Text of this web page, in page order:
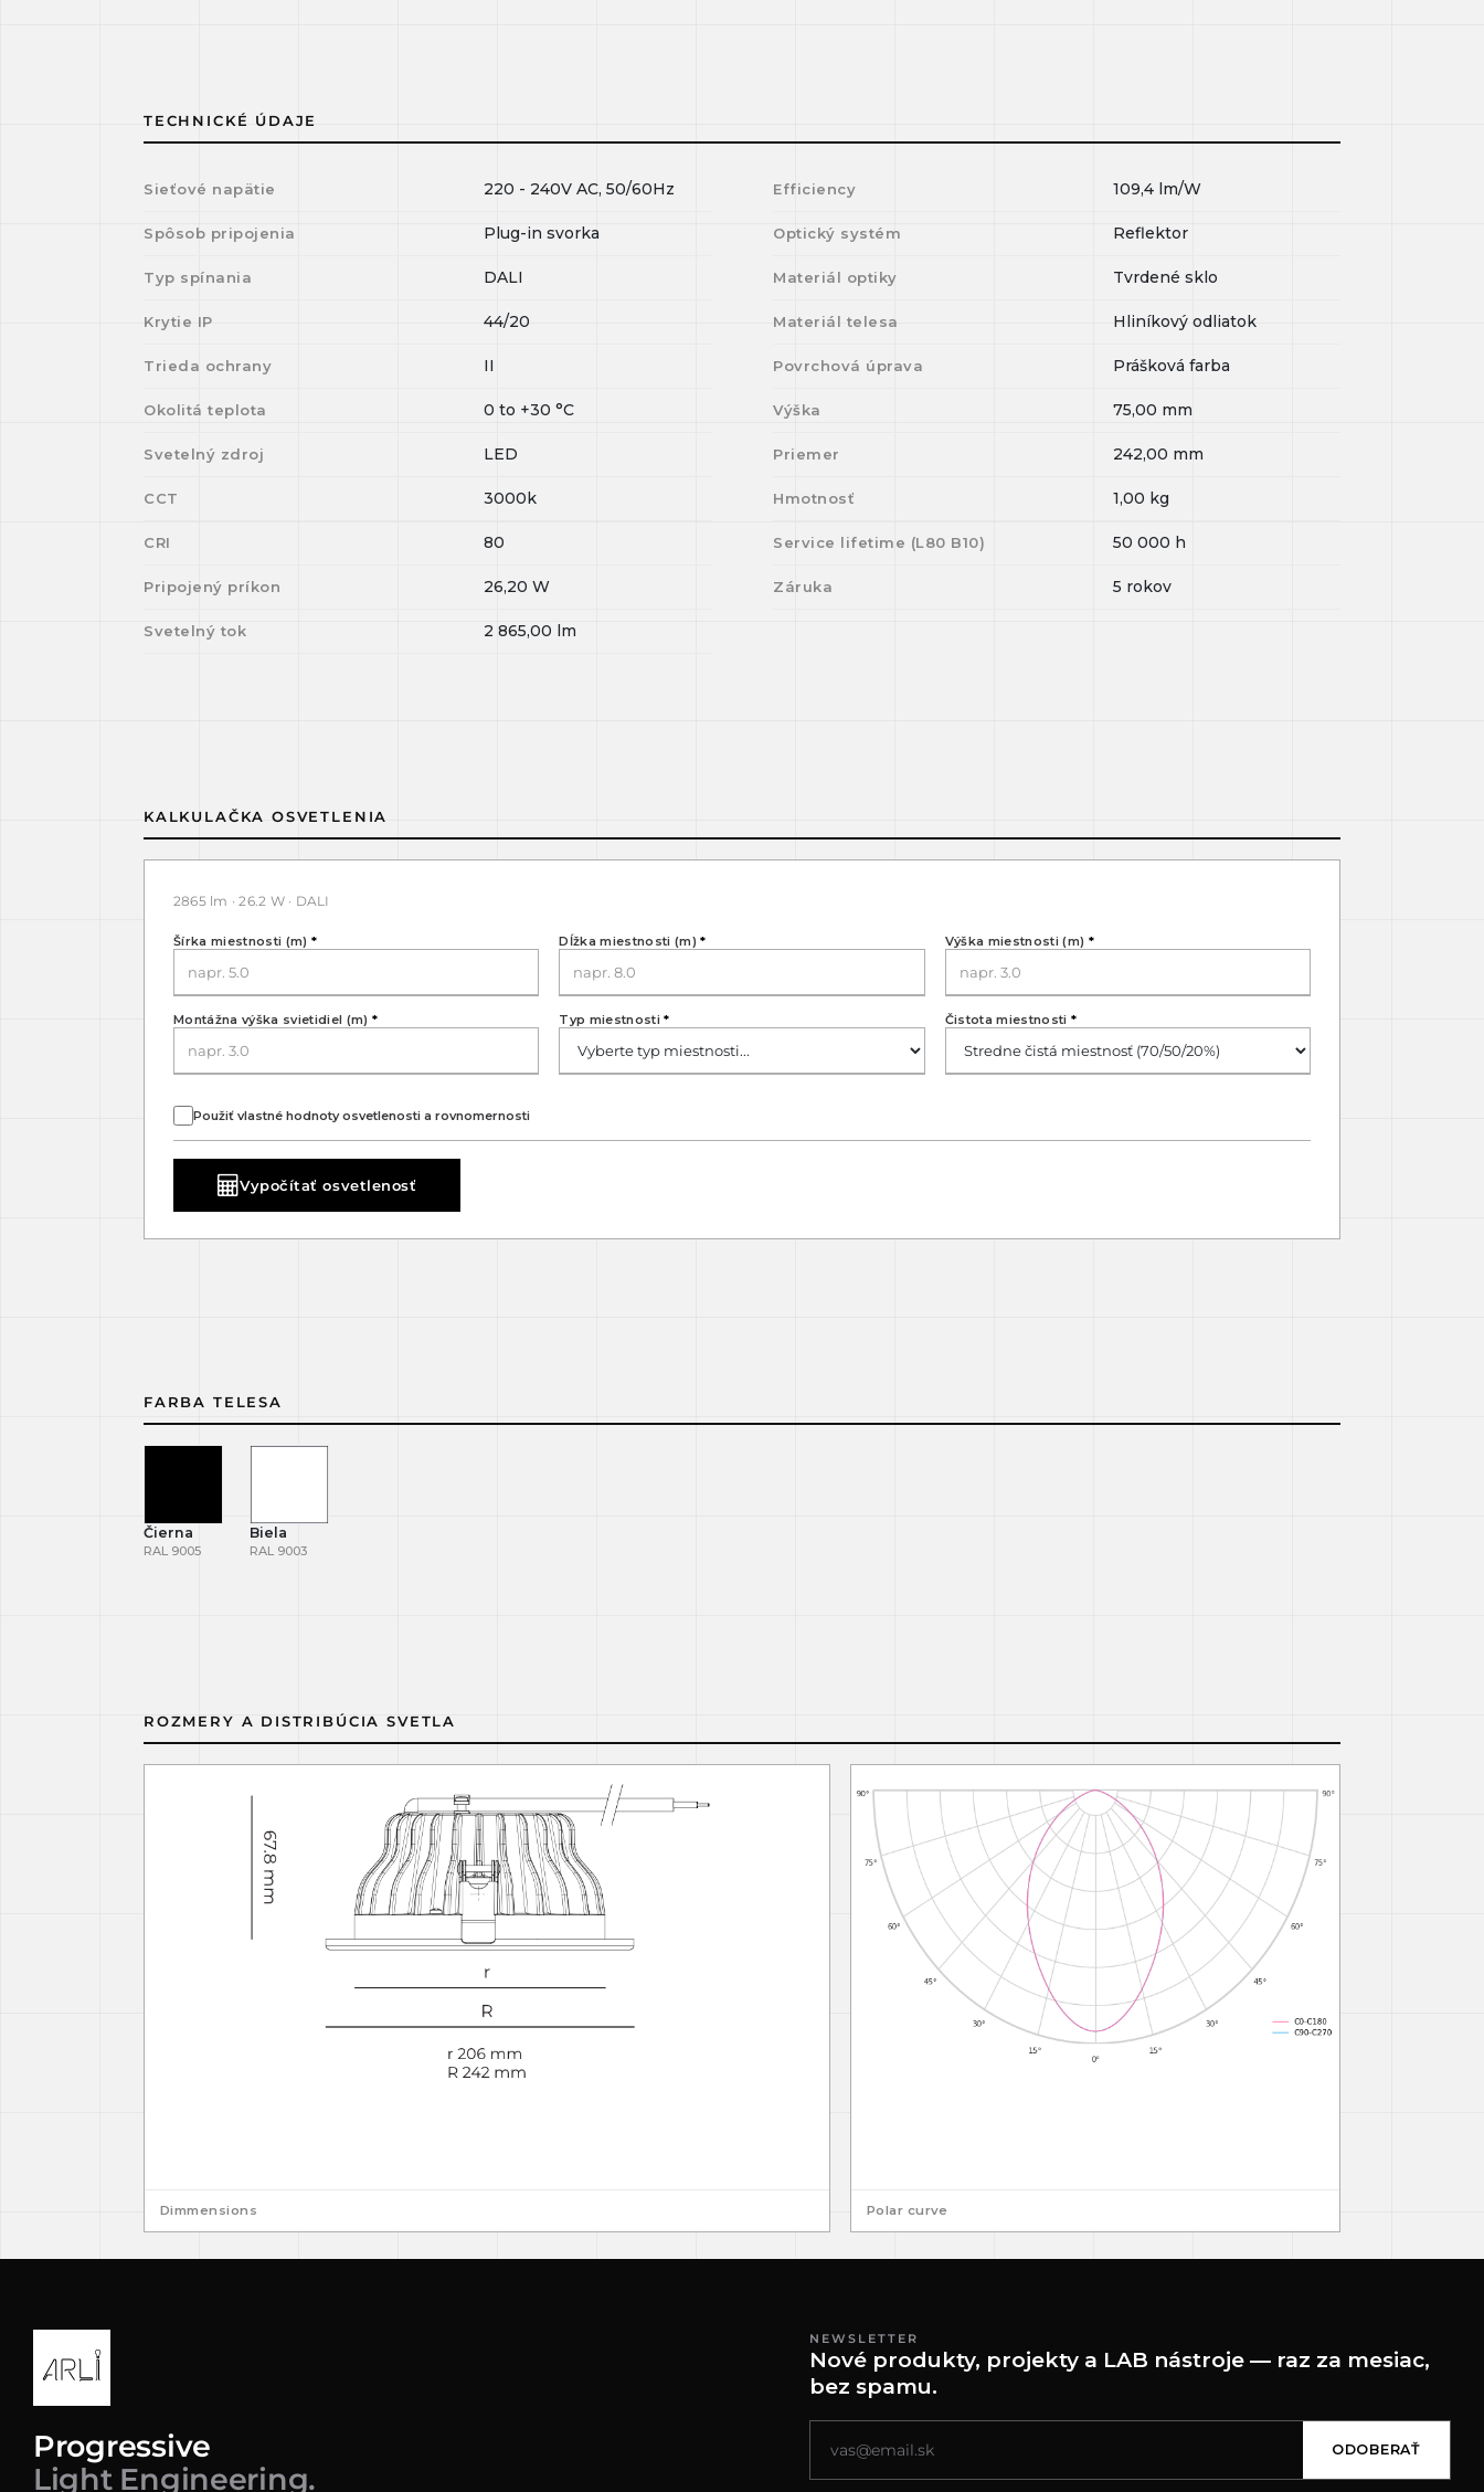
TECHNICKÉ ÚDAJE
Sieťové napätie 220 - 240V AC, 50/60Hz
Spôsob pripojenia Plug-in svorka
Typ spínania DALI
Krytie IP 44/20
Trieda ochrany II
Okolitá teplota 0 to +30 °C
Svetelný zdroj LED
CCT 3000k
CRI 80
Pripojený príkon 26,20 W
Svetelný tok 2 865,00 lm
Efficiency 109,4 lm/W
Optický systém Reflektor
Materiál optiky Tvrdené sklo
Materiál telesa Hliníkový odliatok
Povrchová úprava Prášková farba
Výška 75,00 mm
Priemer 242,00 mm
Hmotnosť 1,00 kg
Service lifetime (L80 B10) 50 000 h
Záruka 5 rokov
KALKULAČKA OSVETLENIA
2865 lm · 26.2 W · DALI
Šírka miestnosti (m) * Dĺžka miestnosti (m)* Výška miestnosti (m) *
Montážna výška svietidiel (m) * Typ miestnosti*
Použiť vlastné hodnoty osvetlenosti a rovnomernosti
Čistota miestnosti *
Vypočítať osvetlenosť
FARBA TELESA
Čierna
RAL 9005
Biela
RAL 9003
ROZMERY A DISTRIBÚCIA SVETLA
Dimmensions Polar curve
Progressive
Light Engineering.
NEWSLETTER
Nové produkty, projekty a LAB nástroje — raz za mesiac,
bez spamu.
ODOBERAŤ